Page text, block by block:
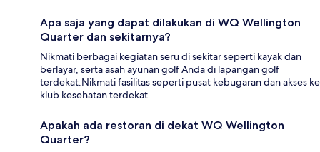
Apa saja yang dapat dilakukan di WQ Wellington
Quarter dan sekitarnya?
Nikmati berbagai kegiatan seru di sekitar seperti kayak dan
berlayar, serta asah ayunan golf Anda di lapangan golf
terdekat.Nikmati fasilitas seperti pusat kebugaran dan akses ke
klub kesehatan terdekat.
Apakah ada restoran di dekat WQ Wellington
Quarter?